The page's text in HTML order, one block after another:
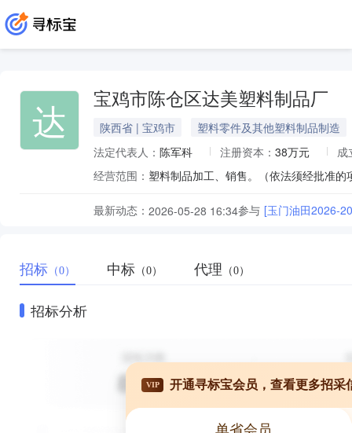
达 宝鸡市陈仓区达美塑料制品厂
陕西省 | 宝鸡市
塑料零件及其他塑料制品制造
法定代表人： 陈军科 注册资本： 38万元
成
经营范围： 塑料制品加工、销售。（依法须经批准
最新动态： 2026-05-28 16:34参与 [玉门油田2026-
招标 （0） 中标 （0） 代理 （0）
招标分析
VIP 开通寻标宝会员，查看更多招采
单省会员